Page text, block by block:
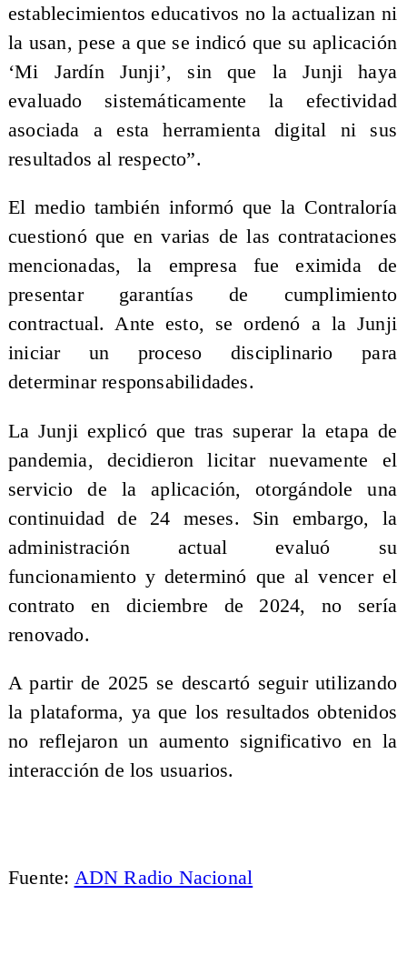
establecimientos educativos no la actualizan ni
la usan, pese a que se indicó que su aplicación
‘Mi Jardín Junji’, sin que la Junji haya
evaluado sistemáticamente la efectividad
asociada a esta herramienta digital ni sus
resultados al respecto”.
El medio también informó que la Contraloría
cuestionó que en varias de las contrataciones
mencionadas, la empresa fue eximida de
presentar garantías de cumplimiento
contractual. Ante esto, se ordenó a la Junji
iniciar un proceso disciplinario para
determinar responsabilidades.
La Junji explicó que tras superar la etapa de
pandemia, decidieron licitar nuevamente el
servicio de la aplicación, otorgándole una
continuidad de 24 meses. Sin embargo, la
administración actual evaluó su
funcionamiento y determinó que al vencer el
contrato en diciembre de 2024, no sería
renovado.
A partir de 2025 se descartó seguir utilizando
la plataforma, ya que los resultados obtenidos
no reflejaron un aumento significativo en la
interacción de los usuarios.
Fuente: ADN Radio Nacional